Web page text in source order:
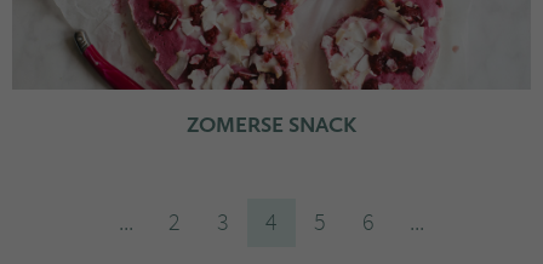
ZOMERSE SNACK
... 2 3 4 5 6 ...